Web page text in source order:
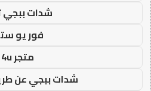
شدات ببجي
فور يو
متجر 4u
شدات ببجي عن